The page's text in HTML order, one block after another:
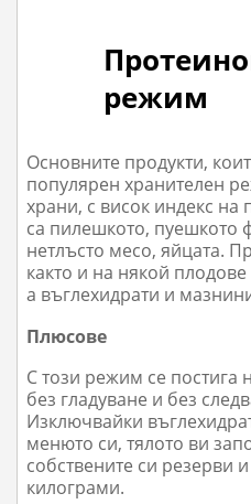
режим
Основните продукти,
популярен хранителен
храни, с висок индекс на
са пилешкото, пуешкото
нетлъсто месо, яйцата.
както и на някой
а въглехидрати и
Плюсове
С този режим се постига
без гладуване и без
Изключвайки
менюто си, тялото ви
собствените си резерви
килограми.